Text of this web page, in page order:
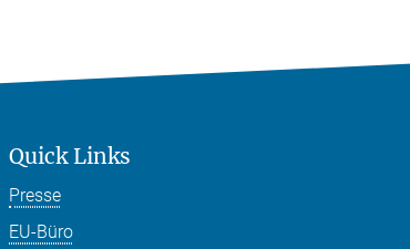
Quick Links
Presse
EU-Büro